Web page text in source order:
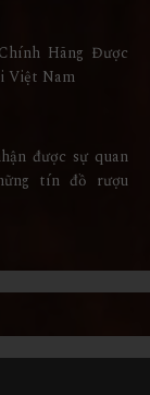
Hãng Được
Việt Nam
được sự quan
tín đồ rượu